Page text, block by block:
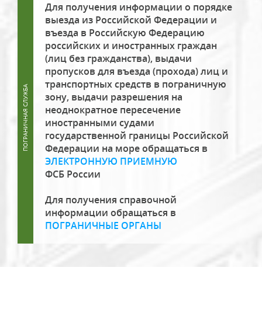
Для получения информации о порядке
выезда из Российской Федерации и
въезда в Российскую Федерацию
российских и иностранных граждан
(лиц без гражданства), выдачи
пропусков для въезда (прохода) лиц и
транспортных средств в пограничную
зону, выдачи разрешения на
неоднократное пересечение
иностранными судами
государственной границы Российской
Федерации на море обращаться в
ЭЛЕКТРОННУЮ ПРИЕМНУЮ
ФСБ России
Для получения справочной
информации обращаться в
ПОГРАНИЧНЫЕ ОРГАНЫ